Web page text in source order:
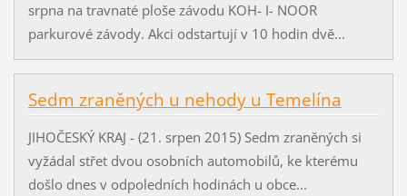
srpna na travnaté ploše závodu KOH- I- NOOR
parkurové závody. Akci odstartují v 10 hodin dvě...
Sedm zraněných u nehody u Temelína
JIHOČESKÝ KRAJ - (21. srpen 2015) Sedm zraněných si
vyžádal střet dvou osobních automobilů, ke kterému
došlo dnes v odpoledních hodinách u obce...